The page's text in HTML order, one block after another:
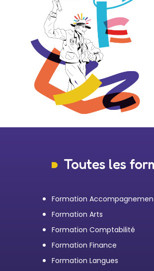
Toutes les
Formation
personnel et Bilan de
compétences
Formation Arts
Formation Comptabilité
Formation Finance
Formation Langues